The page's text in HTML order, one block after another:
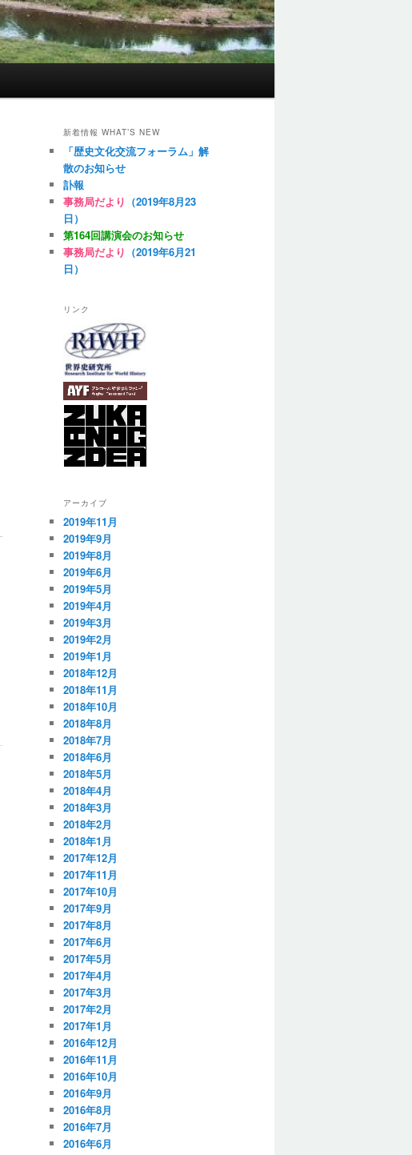
新着情報 WHAT’S NEW
「歴史文化交流フォーラム」解
散のお知らせ
訃報
事務局だより （2019年8月23
日）
第164回講演会のお知らせ
事務局だより （2019年6月21
日）
リンク
アーカイブ
2019年11月
2019年9月
2019年8月
2019年6月
2019年5月
2019年4月
2019年3月
2019年2月
2019年1月
2018年12月
2018年11月
2018年10月
2018年8月
2018年7月
2018年6月
2018年5月
2018年4月
2018年3月
2018年2月
2018年1月
2017年12月
2017年11月
2017年10月
2017年9月
2017年8月
2017年6月
2017年5月
2017年4月
2017年3月
2017年2月
2017年1月
2016年12月
2016年11月
2016年10月
2016年9月
2016年8月
2016年7月
2016年6月